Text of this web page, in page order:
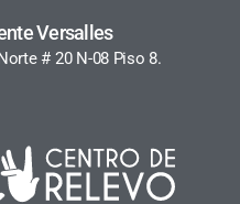
Versalles
# 20 N-08 Piso 8.